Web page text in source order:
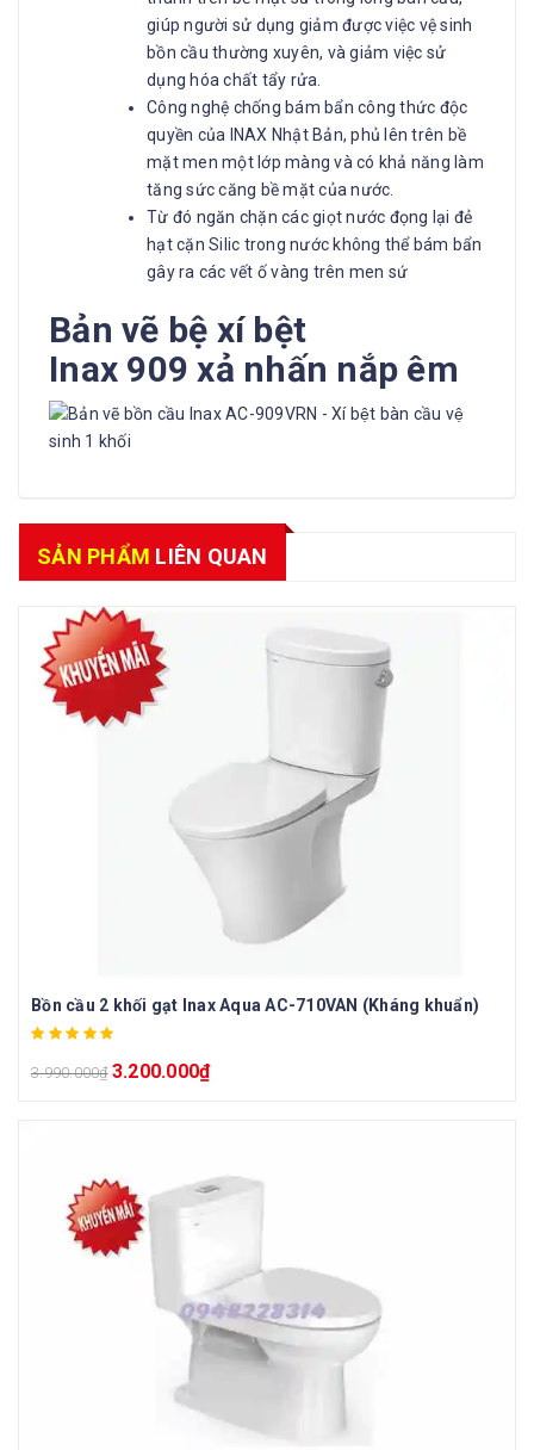
giúp người sử dụng giảm được việc vệ sinh
bồn cầu thường xuyên, và giảm việc sử
dụng hóa chất tẩy rửa.
Công nghệ chống bám bẩn công thức độc
quyền của INAX Nhật Bản, phủ lên trên bề
mặt men một lớp màng và có khả năng làm
tăng sức căng bề mặt của nước.
Từ đó ngăn chặn các giọt nước đọng lại đẻ
hạt cặn Silic trong nước không thể bám bẩn
gây ra các vết ố vàng trên men sứ
Bản vẽ bệ xí bệt
Inax 909 xả nhấn nắp êm
SẢN PHẨM LIÊN QUAN
Bồn cầu 2 khối gạt Inax Aqua AC-710VAN (Kháng khuẩn)
3.990.000₫ 3.200.000₫